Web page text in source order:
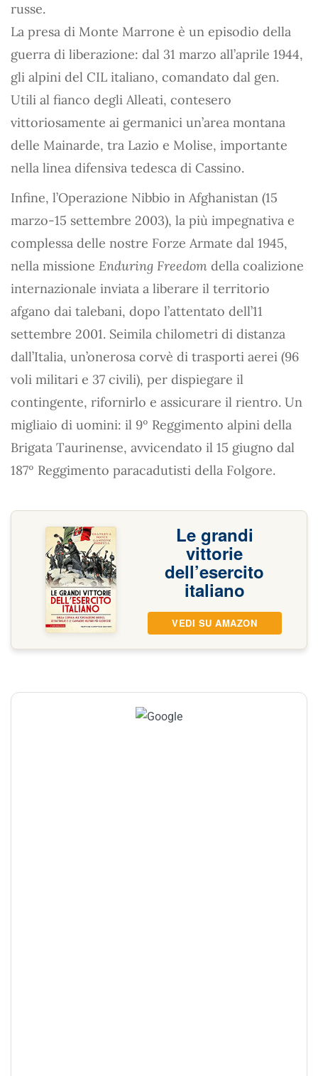
russe.
La presa di Monte Marrone è un episodio della
guerra di liberazione: dal 31 marzo all’aprile 1944,
gli alpini del CIL italiano, comandato dal gen.
Utili al fianco degli Alleati, contesero
vittoriosamente ai germanici un’area montana
delle Mainarde, tra Lazio e Molise, importante
nella linea difensiva tedesca di Cassino.
Infine, l’Operazione Nibbio in Afghanistan (15
marzo-15 settembre 2003), la più impegnativa e
complessa delle nostre Forze Armate dal 1945,
nella missione Enduring Freedom della coalizione
internazionale inviata a liberare il territorio
afgano dai talebani, dopo l’attentato dell’11
settembre 2001. Seimila chilometri di distanza
dall’Italia, un’onerosa corvè di trasporti aerei (96
voli militari e 37 civili), per dispiegare il
contingente, rifornirlo e assicurare il rientro. Un
migliaio di uomini: il 9º Reggimento alpini della
Brigata Taurinense, avvicendato il 15 giugno dal
187º Reggimento paracadutisti della Folgore.
Le grandi
vittorie
dell’esercito
italiano
VEDI SU AMAZON